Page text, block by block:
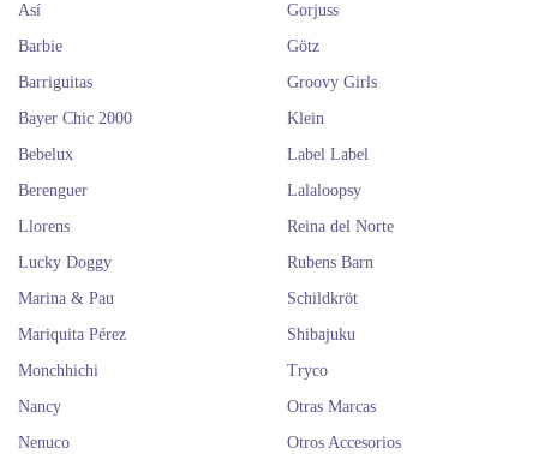
Así
Barbie
Barriguitas
Bayer Chic 2000
Bebelux
Berenguer
Gorjuss
Götz
Groovy Girls
Klein
Label Label
Lalaloopsy
Llorens
Lucky Doggy
Marina & Pau
Mariquita Pérez
Monchhichi
Nancy
Nenuco
Reina del Norte
Rubens Barn
Schildkröt
Shibajuku
Tryco
Otras Marcas
Otros Accesorios